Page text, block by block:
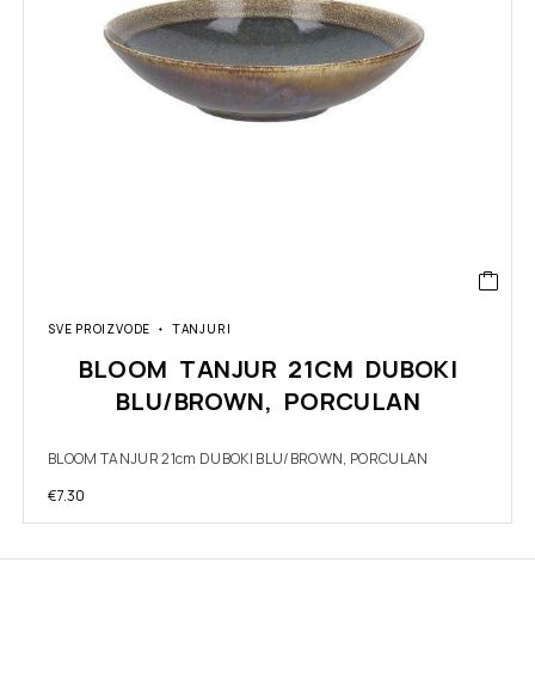
SVE PROIZVODE TANJURI
BLOOM TANJUR 21CM DUBOKI
BLU/BROWN, PORCULAN
BLOOM TANJUR 21cm DUBOKI BLU/BROWN, PORCULAN
€7.30